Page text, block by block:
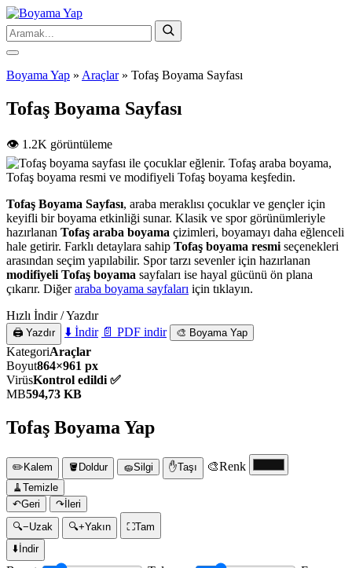
Boyama Yap » Araçlar» Tofaş Boyama Sayfası
Tofaş Boyama Sayfası
👁️ 1.2K görüntüleme
Tofaş Boyama Sayfası, araba meraklısı çocuklar ve gençler için
keyifli bir boyama etkinliği sunar. Klasik ve spor görünümleriyle
hazırlanan Tofaş araba boyama çizimleri, boyamayı daha eğlenceli
hale getirir. Farklı detaylara sahip Tofaş boyama resmi seçenekleri
arasından seçim yapılabilir. Spor tarzı sevenler için hazırlanan
modifiyeli Tofaş boyama sayfaları ise hayal gücünü ön plana
çıkarır. Diğeraraba boyama sayfaları için tıklayın.
Hızlı İndir / Yazdır
🖨️ Yazdır ⬇️ İndir 📄 PDF indir 🎨 Boyama Yap
KategoriAraçlar
Boyut864×961 px
VirüsKontrol edildi ✅
MB594,73 KB
Tofaş Boyama Yap
✏️Kalem 🪣 Doldur 🧽Silgi ✋Taşı 🎨Renk
🧹 Temizle
↶Geri ↷İleri
🔍−Uzak 🔍+Yakın ⛶Tam
⬇️İndir